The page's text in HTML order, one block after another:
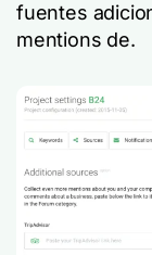
fuentes
mentions de.